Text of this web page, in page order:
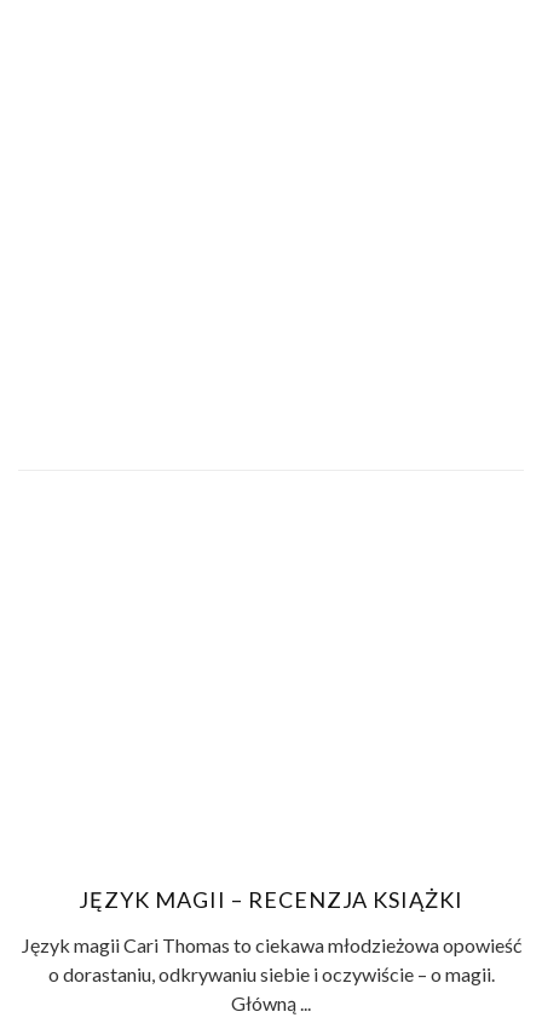
JĘZYK MAGII – RECENZJA KSIĄŻKI
Język magii Cari Thomas to ciekawa młodzieżowa opowieść
o dorastaniu, odkrywaniu siebie i oczywiście – o magii.
Główną ...